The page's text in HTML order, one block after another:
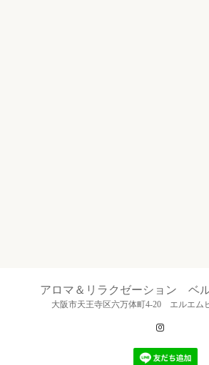
アロマ＆リラクゼーション ベ
大阪市天王寺区六万体町4-20 エルエム